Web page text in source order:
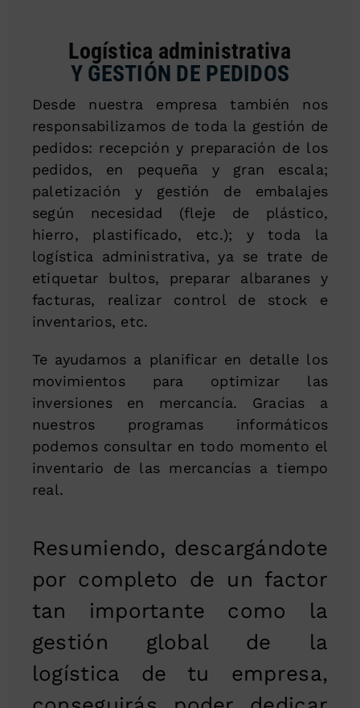
Logística administrativa
Y GESTIÓN DE PEDIDOS
Desde nuestra empresa también nos
responsabilizamos de toda la gestión de
pedidos: recepción y preparación de los
pedidos, en pequeña y gran escala;
paletización y gestión de embalajes
según necesidad (fleje de plástico,
hierro, plastificado, etc.); y toda la
logística administrativa, ya se trate de
etiquetar bultos, preparar albaranes y
facturas, realizar control de stock e
inventarios, etc.
Te ayudamos a planificar en detalle los
movimientos para optimizar las
inversiones en mercancía. Gracias a
nuestros programas informáticos
podemos consultar en todo momento el
inventario de las mercancías a tiempo
real.
Resumiendo, descargándote
por completo de un factor
tan importante como la
gestión global de la
logística de tu empresa,